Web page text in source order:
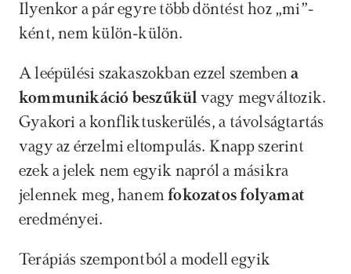
Ilyenkor a pár egyre több döntést hoz „mi”-
ként, nem külön-külön.
A leépülési szakaszokban ezzel szemben a
kommunikáció beszűkül vagy megváltozik.
Gyakori a konfliktuskerülés, a távolságtartás
vagy az érzelmi eltompulás. Knapp szerint
ezek a jelek nem egyik napról a másikra
jelennek meg, hanem
eredményei.
Terápiás szempontból a modell egyik